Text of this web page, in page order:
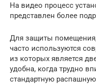
На видео процесс
представлен более
Для защиты
часто используются
из которых является
удобна, когда трудно
стандартную